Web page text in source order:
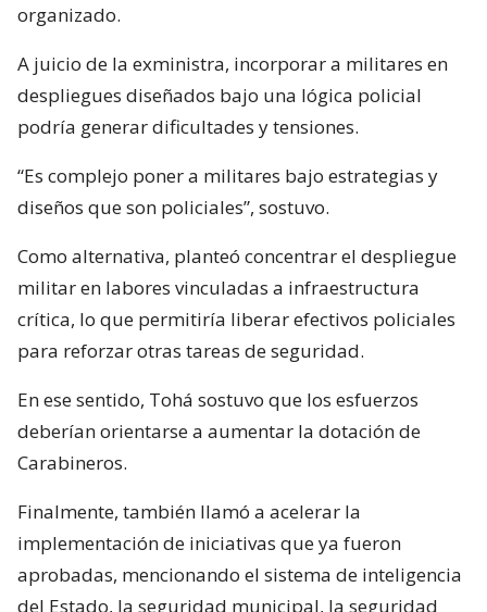
organizado.
A juicio de la exministra, incorporar a militares en
despliegues diseñados bajo una lógica policial
podría generar dificultades y tensiones.
“Es complejo poner a militares bajo estrategias y
diseños que son policiales”, sostuvo.
Como alternativa, planteó concentrar el despliegue
militar en labores vinculadas a infraestructura
crítica, lo que permitiría liberar efectivos policiales
para reforzar otras tareas de seguridad.
En ese sentido, Tohá sostuvo que los esfuerzos
deberían orientarse a aumentar la dotación de
Carabineros.
Finalmente, también llamó a acelerar la
implementación de iniciativas que ya fueron
aprobadas, mencionando el sistema de inteligencia
del Estado, la seguridad municipal, la seguridad